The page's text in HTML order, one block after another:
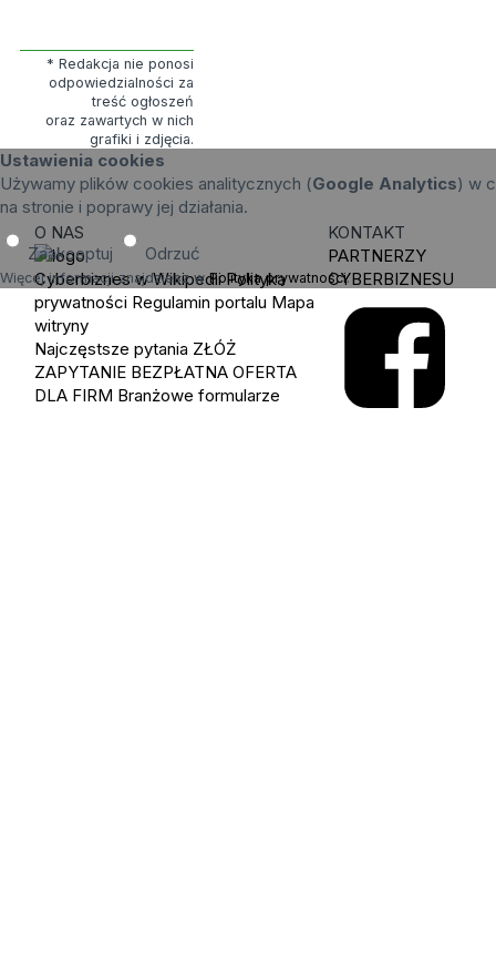
* Redakcja nie ponosi
odpowiedzialności za
treść ogłoszeń
oraz zawartych w nich
grafiki i zdjęcia.
Ustawienia cookies
Używamy plików cookies analitycznych (Google Analytics) w
na stronie i poprawy jej działania.
Zaakceptuj Odrzuć
Więcej informacji znajdziesz wPolityka prywatności.
O NAS
Cyberbiznes w Wikipedii Polityka
prywatności Regulamin portalu Mapa
witryny
Najczęstsze pytania ZŁÓŻ
ZAPYTANIE BEZPŁATNA OFERTA
DLA FIRM Branżowe formularze
KONTAKT
PARTNERZY
CYBERBIZNESU